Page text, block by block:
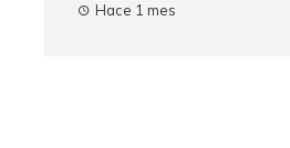
Hace 1 mes